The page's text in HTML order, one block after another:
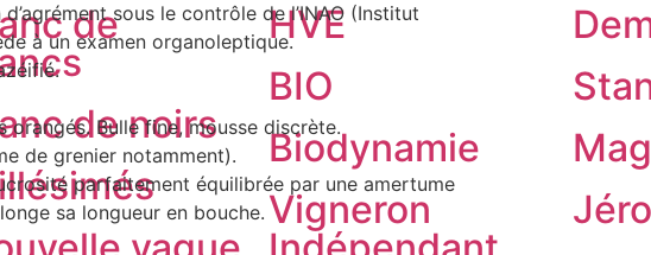
de
de noirs
HVE
BIO
Biodynamie
Vigneron
sous le contrôle de l’INAO (Institut
à un examen organoleptique.
Bulle fine, mousse discrète.
de grenier notamment).
parfaitement équilibrée par une amertume
sa longueur en bouche.